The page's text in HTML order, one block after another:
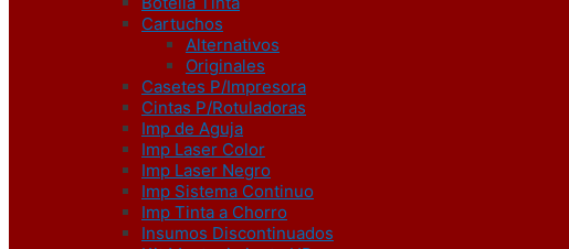
Cartuchos
Alternativos
Originales
Casetes P/Impresora
Cintas P/Rotuladoras
Imp de Aguja
Imp Laser Color
Imp Laser Negro
Imp Sistema Continuo
Imp Tinta a Chorro
Insumos Discontinuados